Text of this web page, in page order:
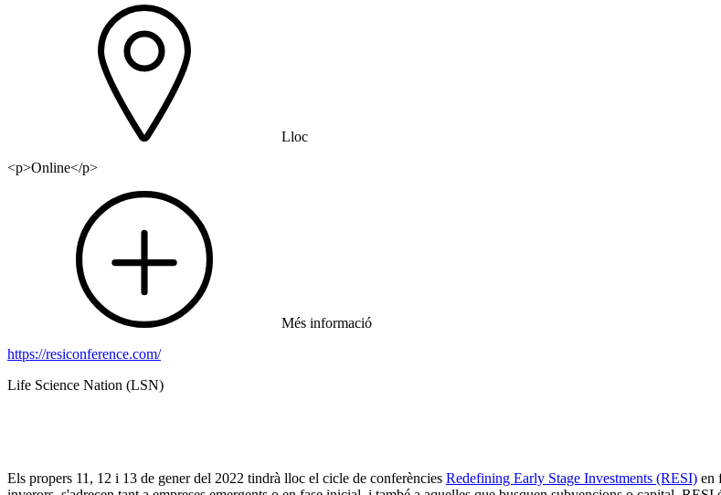
Lloc
<p>Online</p>
Més informació
https://resiconference.com/
Life Science Nation (LSN)
Els propers 11, 12 i 13 de gener del 2022 tindrà lloc el cicle de conferències Redefining Early Stage Investments (RESI) en